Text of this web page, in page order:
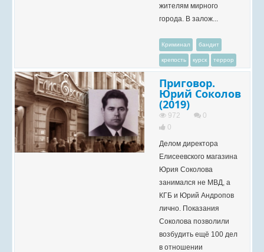
жителям мирного
города. В залож...
Криминал бандит
крепость курск террор
Приговор.
Юрий Соколов
(2019)
972
0
0
Делом директора
Елисеевского магазина
Юрия Соколова
занимался не МВД, а
КГБ и Юрий Андропов
лично. Показания
Соколова позволили
возбудить ещё 100 дел
в отношении